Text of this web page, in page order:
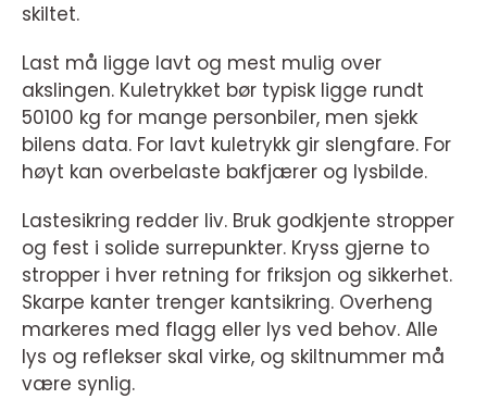
skiltet.
Last må ligge lavt og mest mulig over
akslingen. Kuletrykket bør typisk ligge rundt
50100 kg for mange personbiler, men sjekk
bilens data. For lavt kuletrykk gir slengfare. For
høyt kan overbelaste bakfjærer og lysbilde.
Lastesikring redder liv. Bruk godkjente stropper
og fest i solide surrepunkter. Kryss gjerne to
stropper i hver retning for friksjon og sikkerhet.
Skarpe kanter trenger kantsikring. Overheng
markeres med flagg eller lys ved behov. Alle
lys og reflekser skal virke, og skiltnummer må
være synlig.